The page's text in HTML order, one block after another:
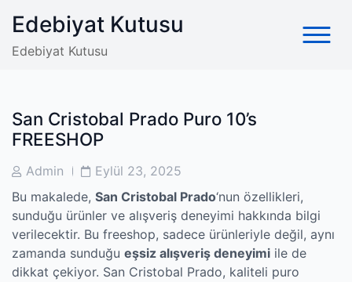
content
Edebiyat Kutusu
Edebiyat Kutusu
San Cristobal Prado Puro 10’s
FREESHOP
PostAdmin
PostEylül 23, 2025
Bu makalede, San Cristobal Prado‘nun özellikleri,
sunduğu ürünler ve alışveriş deneyimi hakkında bilgi
verilecektir. Bu freeshop, sadece ürünleriyle değil, aynı
zamanda sunduğu eşsiz alışveriş deneyimi ile de
dikkat çekiyor. San Cristobal Prado, kaliteli puro